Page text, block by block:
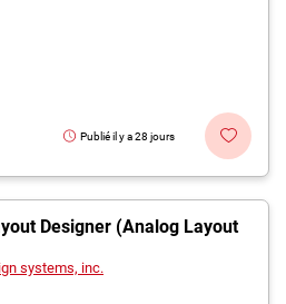
Publié il y a 28 jours
Designer (Analog Layout
systems, inc.